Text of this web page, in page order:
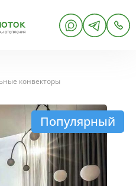
конвекторы
Популярный